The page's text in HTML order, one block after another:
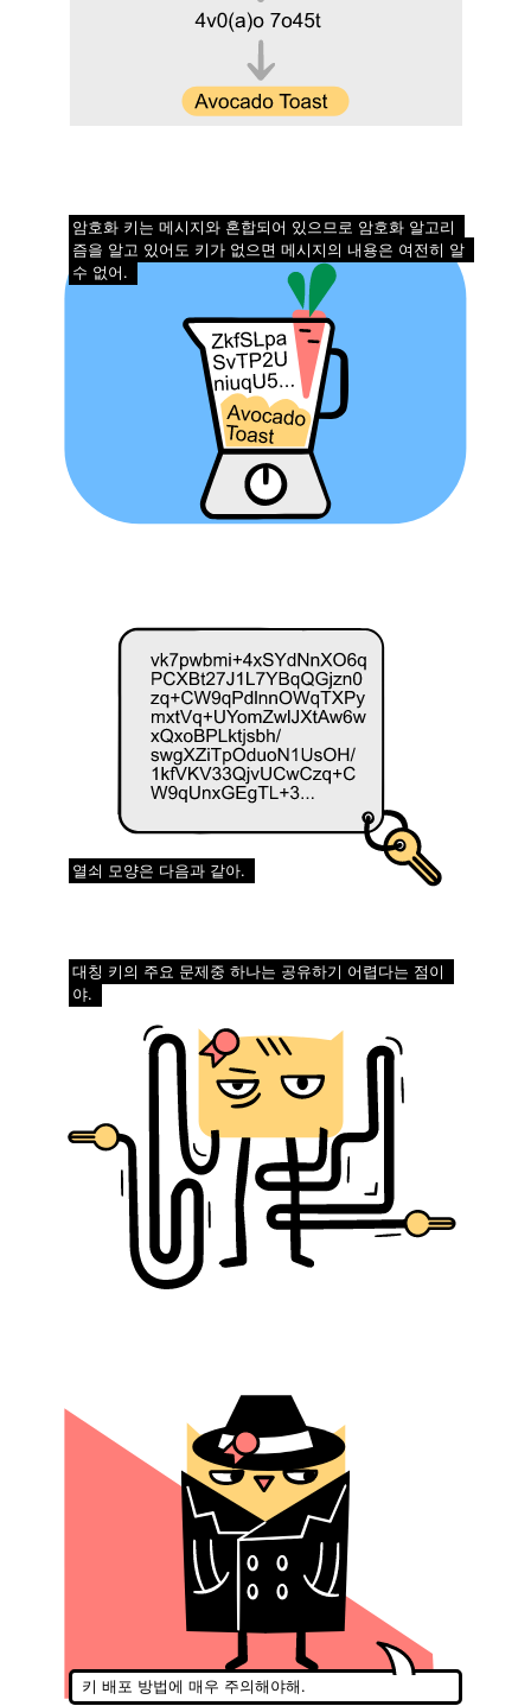
암호화 키는 메시지와 혼합되어 있으므로 암호화 알고리
즘을 알고 있어도 키가 없으면 메시지의 내용은 여전히 알
수 없어.
열쇠 모양은 다음과 같아.
대칭 키의 주요 문제중 하나는 공유하기 어렵다는 점이
야.
키 배포 방법에 매우 주의해야해.